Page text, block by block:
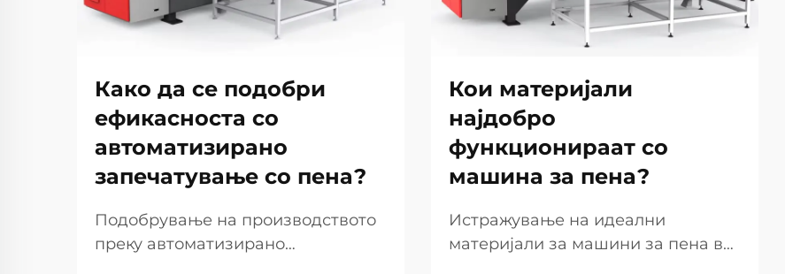
Како да се подобри
ефикасноста со
автоматизирано
запечатување со пена?
Подобрување на производството
преку автоматизирано
Кои материјали
најдобро
функционираат со
машина за пена?
Истражување на идеални
материјали за машини за пена во